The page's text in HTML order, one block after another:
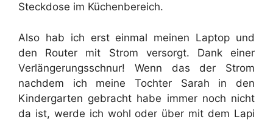
Steckdose im Küchenbereich.
Also hab ich erst einmal meinen Laptop und
den Router mit Strom versorgt. Dank einer
Verlängerungsschnur! Wenn das der Strom
nachdem ich meine Tochter Sarah in den
Kindergarten gebracht habe immer noch nicht
da ist, werde ich wohl oder über mit dem Lapi